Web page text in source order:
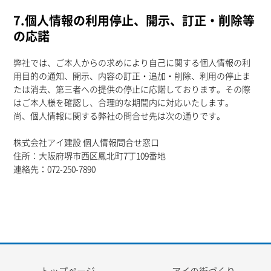
7.個人情報の利用停止、開示、訂正・削除等
の応諾
弊社では、ご本人からの求めにより自己に関する個人情報の利
用目的の通知、開示、内容の訂正・追加・削除、利用の停止ま
たは消去、第三者への提供の停止に応諾しております。その際
はご本人様を確認し、合理的な期間内に対応いたします。
尚、個人情報に関する弊社の問合せ先は次の通りです。
株式会社アイ建設 個人情報問合せ窓口
住所：大阪府堺市西区鳳北町7丁109番地
連絡先：072-250-7890